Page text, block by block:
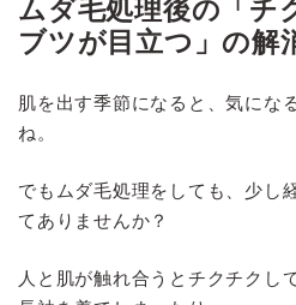
ムダ毛処理後の「チ
ブツが目立つ」の解
肌を出す季節になると、気にな
ね。
でもムダ毛処理をしても、少し
てありませんか？
人と肌が触れ合うとチクチクし